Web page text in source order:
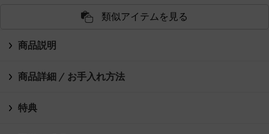
類似アイテムを見る
商品説明
商品詳細 / お手入れ方法
特典